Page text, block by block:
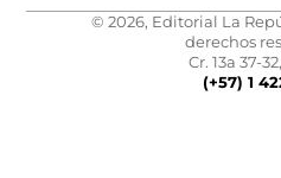
© 2026, Editorial La
derechos
Cr. 13a 37-
(+57) 1